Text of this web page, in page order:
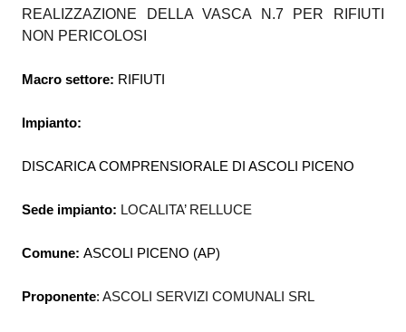
REALIZZAZIONE DELLA VASCA N.7 PER RIFIUTI
NON PERICOLOSI
Macro settore: RIFIUTI
Impianto:
DISCARICA COMPRENSIORALE DI ASCOLI PICENO
Sede impianto: LOCALITA’ RELLUCE
Comune: ASCOLI PICENO (AP)
Proponente: ASCOLI SERVIZI COMUNALI SRL